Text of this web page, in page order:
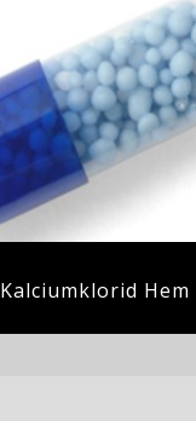
Kalciumklorid Hem